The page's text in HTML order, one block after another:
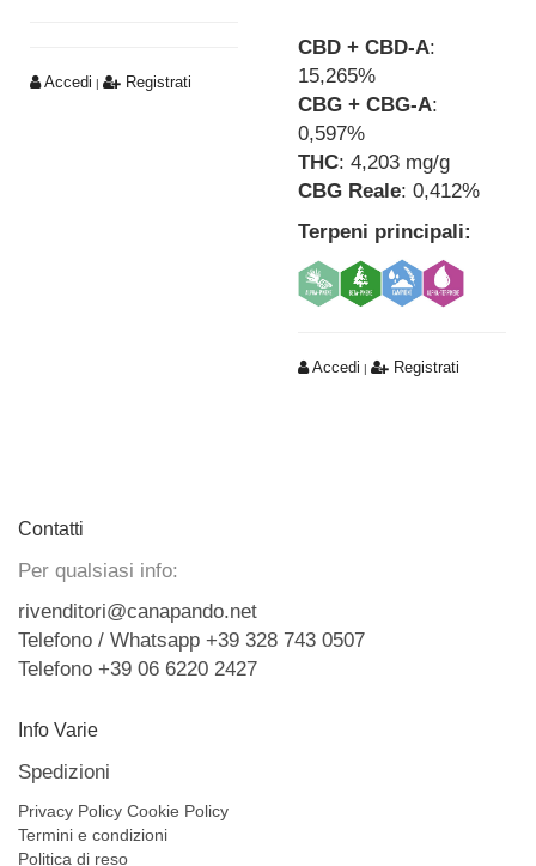
Accedi Registrati
CBD + CBD-A:
15,265%
CBG + CBG-A:
0,597%
THC: 4,203 mg/g
CBG Reale: 0,412%
Terpeni principali:
Accedi | Registrati
Contatti
Per qualsiasi info:
rivenditori@canapando.net
Telefono / Whatsapp +39 328 743 0507
Telefono +39 06 6220 2427
Info Varie
Spedizioni
Privacy Policy Cookie Policy
Termini e condizioni
Politica di reso